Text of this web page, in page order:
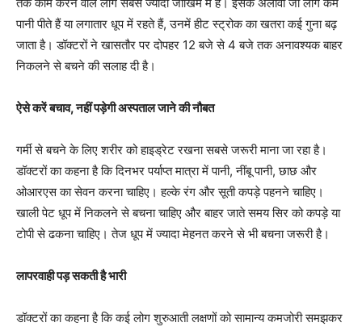
पानी पीते हैं या लगातार धूप में रहते हैं, उनमें हीट स्ट्रोक का खतरा कई गुना बढ़
जाता है। डॉक्टरों ने खासतौर पर दोपहर 12 बजे से 4 बजे तक अनावश्यक बाहर
निकलने से बचने की सलाह दी है।
ऐसे करें बचाव, नहीं पड़ेगी अस्पताल जाने की नौबत
गर्मी से बचने के लिए शरीर को हाइड्रेट रखना सबसे जरूरी माना जा रहा है।
डॉक्टरों का कहना है कि दिनभर पर्याप्त मात्रा में पानी, नींबू पानी, छाछ और
ओआरएस का सेवन करना चाहिए। हल्के रंग और सूती कपड़े पहनने चाहिए।
खाली पेट धूप में निकलने से बचना चाहिए और बाहर जाते समय सिर को कपड़े या
टोपी से ढकना चाहिए। तेज धूप में ज्यादा मेहनत करने से भी बचना जरूरी है।
लापरवाही पड़ सकती है भारी
डॉक्टरों का कहना है कि कई लोग शुरुआती लक्षणों को सामान्य कमजोरी समझकर